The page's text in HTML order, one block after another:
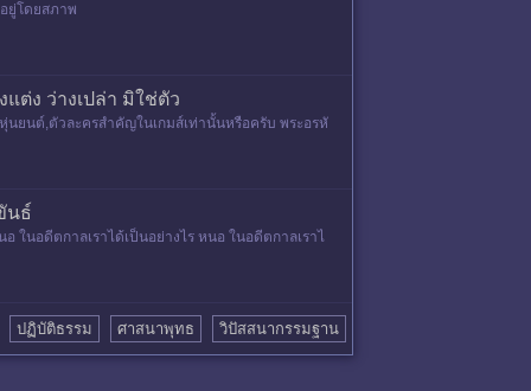
อยู่โดยสภาพ
ต่ง ว่างเปล่า มิใช่ตัว
นยนต์,ตัวละครสำคัญในเกมส์เท่านั้นหรือครับ พระอรหั
นธ์
นอดีตกาลเราได้เป็นอย่างไร หนอ ในอดีตกาลเราไ
ปฏิบัติธรรม ศาสนาพุทธ วิปัสสนากรรมฐาน